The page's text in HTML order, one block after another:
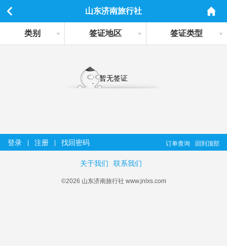
山东济南旅行社
类别 签证地区 签证类型
暂无签证
登录 注册 找回密码 回到顶部
订单查询
关于我们 联系我们
©2026 山东济南旅行社 www.jnlxs.com